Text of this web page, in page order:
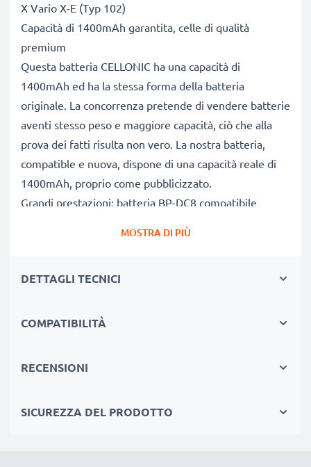
X Vario X-E (Typ 102)
Capacità di 1400mAh garantita, celle di qualità
premium
Questa batteria CELLONIC ha una capacità di
1400mAh ed ha la stessa forma della batteria
originale. La concorrenza pretende di vendere batterie
aventi stesso peso e maggiore capacità, ciò che alla
prova dei fatti risulta non vero. La nostra batteria,
compatible e nuova, dispone di una capacità reale di
1400mAh, proprio come pubblicizzato.
Grandi prestazioni: batteria BP-DC8 compatibile
superano quelle della vecchia batteria originale Leica,
scarica.
nell’Unione Europea. Per questo siamo orgogliosi di
MOSTRA DI PIÙ
DETTAGLI TECNICI
COMPATIBILITÀ
RECENSIONI
SICUREZZA DEL PRODOTTO